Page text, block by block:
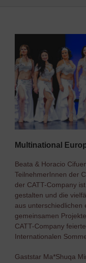
Multinational
Beata & Horacio
TeilnehmerInnen der
der CATT-Company
gestalten und die
aus unterschiedlichen
gemeinsamen
CATT-Company
Internationalen
Gaststar Ma*Shuqa